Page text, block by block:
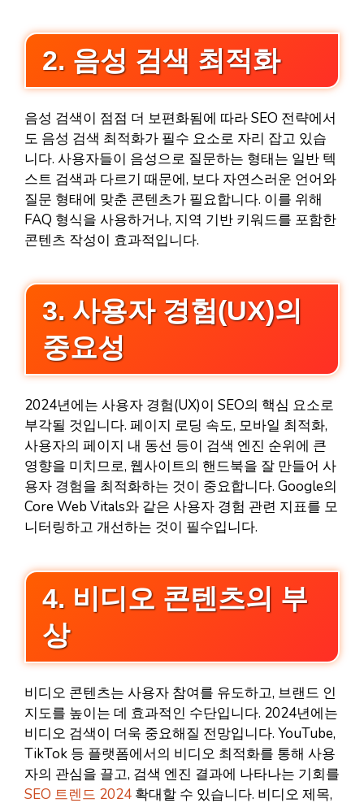
2. 음성 검색 최적화
음성 검색이 점점 더 보편화됨에 따라 SEO 전략에서
도 음성 검색 최적화가 필수 요소로 자리 잡고 있습
니다. 사용자들이 음성으로 질문하는 형태는 일반 텍
스트 검색과 다르기 때문에, 보다 자연스러운 언어와
질문 형태에 맞춘 콘텐츠가 필요합니다. 이를 위해
FAQ 형식을 사용하거나, 지역 기반 키워드를 포함한
콘텐츠 작성이 효과적입니다.
3. 사용자 경험(UX)의
중요성
2024년에는 사용자 경험(UX)이 SEO의 핵심 요소로
부각될 것입니다. 페이지 로딩 속도, 모바일 최적화,
사용자의 페이지 내 동선 등이 검색 엔진 순위에 큰
영향을 미치므로, 웹사이트의 핸드북을 잘 만들어 사
용자 경험을 최적화하는 것이 중요합니다. Google의
Core Web Vitals와 같은 사용자 경험 관련 지표를 모
니터링하고 개선하는 것이 필수입니다.
4. 비디오 콘텐츠의 부
상
비디오 콘텐츠는 사용자 참여를 유도하고, 브랜드 인
지도를 높이는 데 효과적인 수단입니다. 2024년에는
비디오 검색이 더욱 중요해질 전망입니다. YouTube,
TikTok 등 플랫폼에서의 비디오 최적화를 통해 사용
자의 관심을 끌고, 검색 엔진 결과에 나타나는 기회를
SEO 트렌드 2024 확대할 수 있습니다. 비디오 제목,